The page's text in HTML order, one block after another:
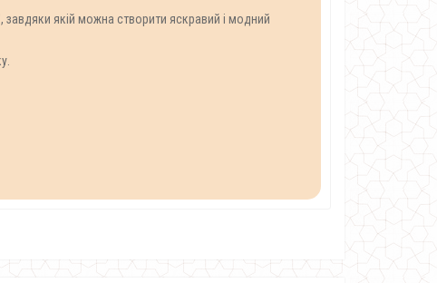
якій можна створити яскравий і модний